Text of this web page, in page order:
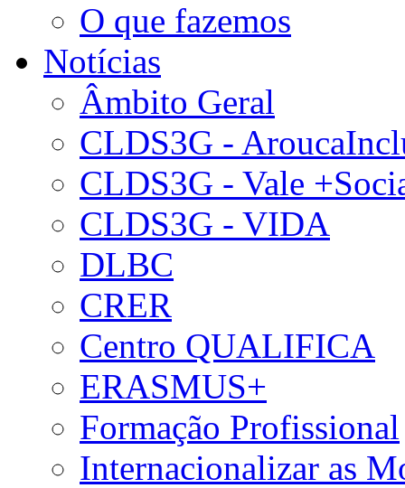
O que fazemos
Notícias
Âmbito Geral
CLDS3G -
CLDS3G - Vale
CLDS3G - VIDA
DLBC
CRER
Centro QUALIFICA
ERASMUS+
Formação Profissional
Internacionalizar as